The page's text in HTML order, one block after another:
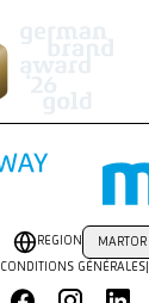
REGION MARTOR
CONDITIONS GÉNÉRALES|